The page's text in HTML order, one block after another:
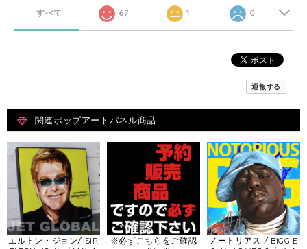
すべて 67 1 0
通報する
関連ポップアートパネル商品
エルトン・ジョン/ SIR
※必ずこちらをご確認
ノートリアス / BIGGIE